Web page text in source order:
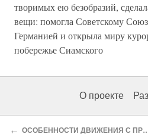
творимых ею безобразий,
вещи: помогла Советскому
Германией и открыла миру
побережье Сиамского
О проекте
← ОСОБЕННОСТИ